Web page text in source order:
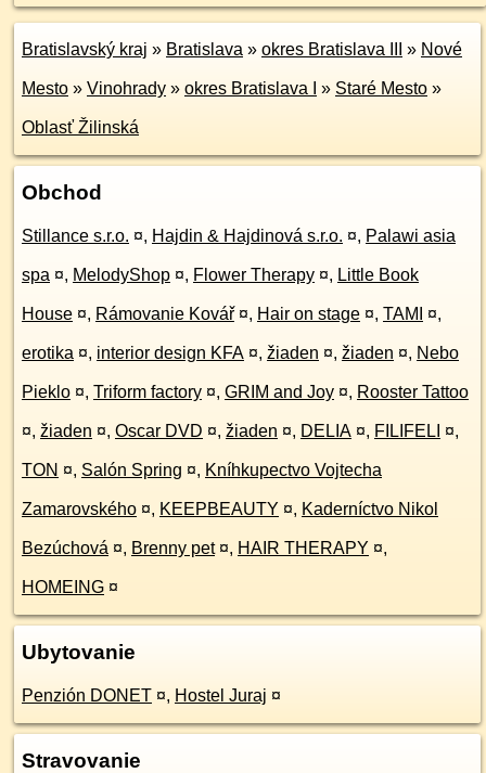
Bratislavský kraj » Bratislava » okres Bratislava III » Nové
Mesto » Vinohrady » okres Bratislava I » Staré Mesto »
Oblasť Žilinská
Obchod
Stillance s.r.o. ¤, Hajdin & Hajdinová s.r.o. ¤, Palawi asia
spa ¤, MelodyShop ¤, Flower Therapy ¤, Little Book
House ¤, Rámovanie Kovář ¤, Hair on stage ¤, TAMI ¤,
erotika ¤, interior design KFA ¤, žiaden ¤, žiaden ¤, Nebo
Pieklo ¤, Triform factory ¤, GRIM and Joy ¤, Rooster Tattoo
¤, žiaden ¤, Oscar DVD ¤, žiaden ¤, DELIA ¤, FILIFELI ¤,
TON ¤, Salón Spring ¤, Kníhkupectvo Vojtecha
Zamarovského ¤, KEEPBEAUTY ¤, Kaderníctvo Nikol
Bezúchová ¤, Brenny pet ¤, HAIR THERAPY ¤,
HOMEING ¤
Ubytovanie
Penzión DONET ¤, Hostel Juraj ¤
Stravovanie